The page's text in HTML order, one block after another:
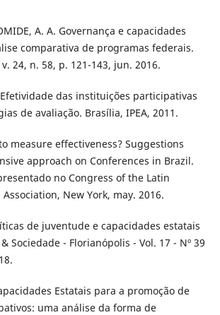
A. A. Governança e capacidades
comparativa de programas federais.
24, n. 58, p. 121-143, jun. 2016.
Efetividade das instituições participativas
de avaliação. Brasília, IPEA, 2011.
measure effectiveness? Suggestions
approach on Conferences in Brazil.
no Congress of the Latin
New York, may. 2016.
de juventude e capacidades estatais
Sociedade - Florianópolis - Vol. 17 - Nº 39
Estatais para a promoção de
uma análise da forma de